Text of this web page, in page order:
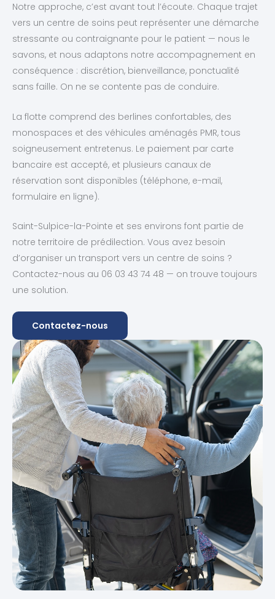
Notre approche, c’est avant tout l’écoute. Chaque trajet
vers un centre de soins peut représenter une démarche
stressante ou contraignante pour le patient — nous le
savons, et nous adaptons notre accompagnement en
conséquence : discrétion, bienveillance, ponctualité
sans faille. On ne se contente pas de conduire.
La flotte comprend des berlines confortables, des
monospaces et des véhicules aménagés PMR, tous
soigneusement entretenus. Le paiement par carte
bancaire est accepté, et plusieurs canaux de
réservation sont disponibles (téléphone, e-mail,
formulaire en ligne).
Saint-Sulpice-la-Pointe et ses environs font partie de
notre territoire de prédilection. Vous avez besoin
d’organiser un transport vers un centre de soins ?
Contactez-nous au 06 03 43 74 48 — on trouve toujours
une solution.
Contactez-nous